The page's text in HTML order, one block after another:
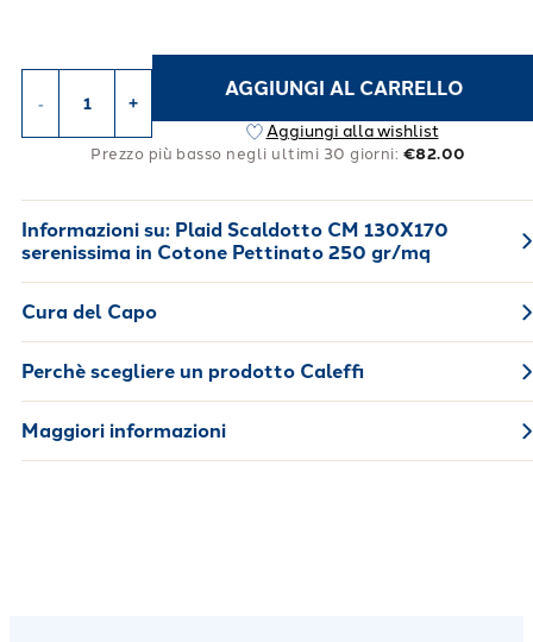
- +
AGGIUNGI AL CARRELLO
Aggiungi alla wishlist
Prezzo più basso negli ultimi 30 giorni: €82.00
Informazioni su: Plaid Scaldotto CM 130X170
serenissima in Cotone Pettinato 250 gr/mq
Cura del Capo
Perchè scegliere un prodotto Caleffi
Maggiori informazioni